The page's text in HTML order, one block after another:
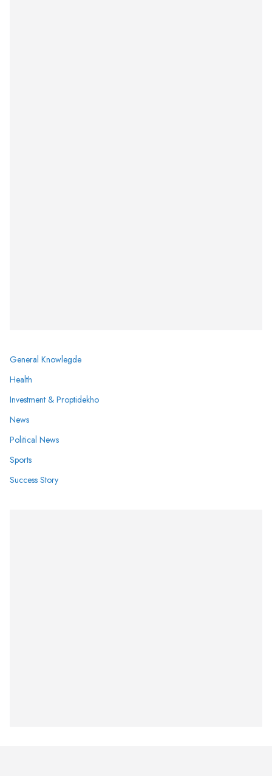
General Knowlegde
Health
Investment & Proptidekho
News
Political News
Sports
Success Story